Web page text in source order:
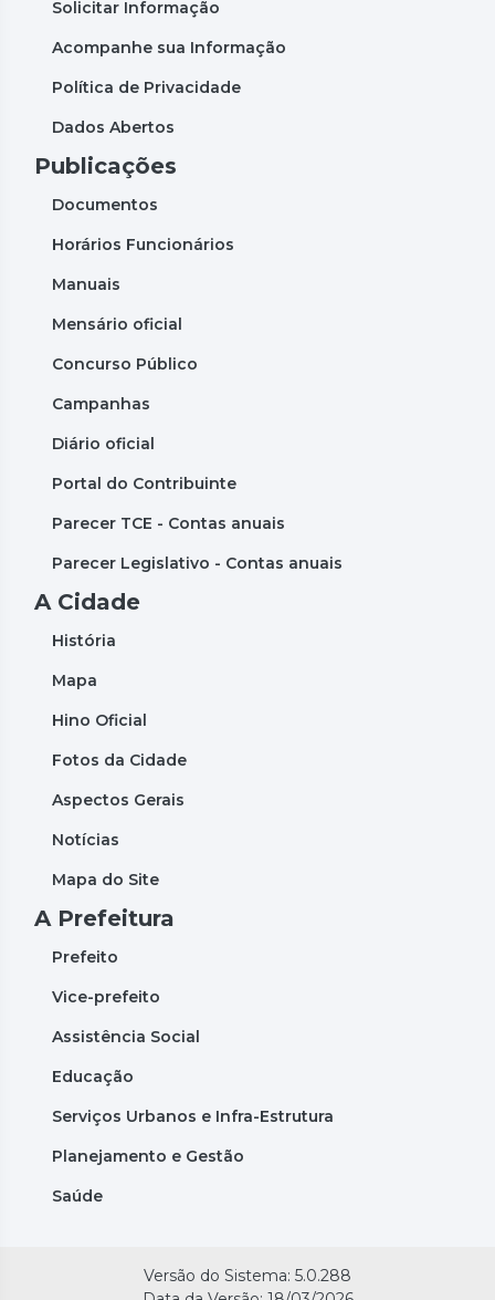
Solicitar Informação
Acompanhe sua Informação
Política de Privacidade
Dados Abertos
Publicações
Documentos
Horários Funcionários
Manuais
Mensário oficial
Concurso Público
Campanhas
Diário oficial
Portal do Contribuinte
Parecer TCE - Contas anuais
Parecer Legislativo - Contas anuais
A Cidade
História
Mapa
Hino Oficial
Fotos da Cidade
Aspectos Gerais
Notícias
Mapa do Site
A Prefeitura
Prefeito
Vice-prefeito
Assistência Social
Educação
Serviços Urbanos e Infra-Estrutura
Planejamento e Gestão
Saúde
Versão do Sistema: 5.0.288